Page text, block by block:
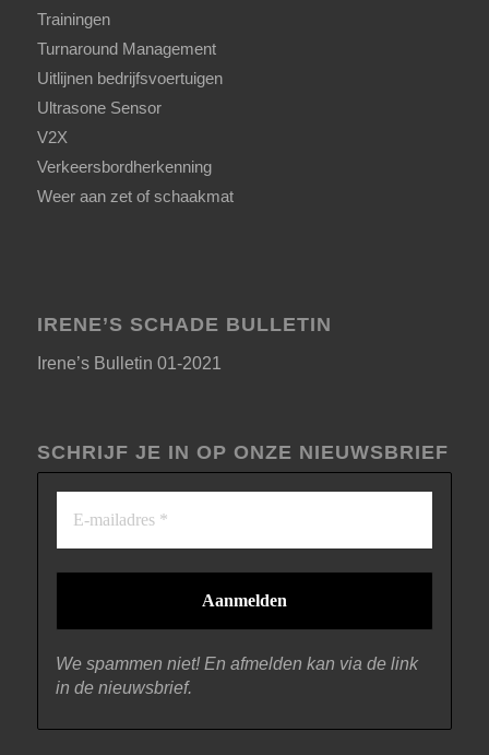
Trainingen
Turnaround Management
Uitlijnen bedrijfsvoertuigen
Ultrasone Sensor
V2X
Verkeersbordherkenning
Weer aan zet of schaakmat
IRENE’S SCHADE BULLETIN
Irene’s Bulletin 01-2021
SCHRIJF JE IN OP ONZE NIEUWSBRIEF
We spammen niet! En afmelden kan via de link
in de nieuwsbrief.